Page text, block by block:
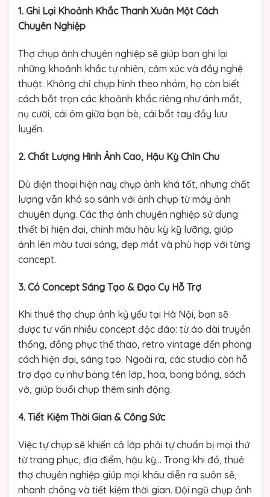
1. Ghi Lại Khoảnh Khắc Thanh Xuân Một Cách
Chuyên Nghiệp
Thợ chụp ảnh chuyên nghiệp sẽ giúp bạn ghi lại
những khoảnh khắc tự nhiên, cảm xúc và đầy nghệ
thuật. Không chỉ chụp hình theo nhóm, họ còn biết
cách bắt trọn các khoảnh khắc riêng như ánh mắt,
nụ cười, cái ôm giữa bạn bè, cái bắt tay đầy lưu
luyến.
2. Chất Lượng Hình Ảnh Cao, Hậu Kỳ Chỉn Chu
Dù điện thoại hiện nay chụp ảnh khá tốt, nhưng chất
lượng vẫn khó so sánh với ảnh chụp từ máy ảnh
chuyên dụng. Các thợ ảnh chuyên nghiệp sử dụng
thiết bị hiện đại, chỉnh màu hậu kỳ kỹ lưỡng, giúp
ảnh lên màu tươi sáng, đẹp mắt và phù hợp với từng
concept.
3. Có Concept Sáng Tạo & Đạo Cụ Hỗ Trợ
Khi thuê thợ chụp ảnh kỷ yếu tại Hà Nội, bạn sẽ
được tư vấn nhiều concept độc đáo: từ áo dài truyền
thống, đồng phục thể thao, retro vintage đến phong
cách hiện đại, sáng tạo. Ngoài ra, các studio còn hỗ
trợ đạo cụ như bảng tên lớp, hoa, bong bóng, sách
vở, giúp buổi chụp thêm sinh động.
4. Tiết Kiệm Thời Gian & Công Sức
Việc tự chụp sẽ khiến cả lớp phải tự chuẩn bị mọi thứ
từ trang phục, địa điểm, hậu kỳ… Trong khi đó, thuê
thợ chuyên nghiệp giúp mọi khâu diễn ra suôn sẻ,
nhanh chóng và tiết kiệm thời gian. Đội ngũ chụp ảnh